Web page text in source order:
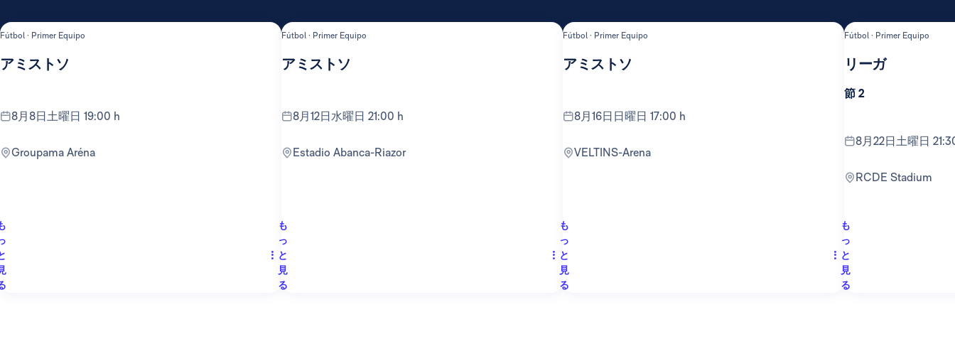
Fútbol · Primer Equipo
アミストソ
8月8日土曜日 19:00 h
Groupama Aréna
Fútbol · Primer Equipo
アミストソ
8月12日水曜日 21:00 h
Estadio Abanca-Riazor
も
っ
と
見
る
Fútbol · Primer Equipo
アミストソ
8月16日日曜日 17:00 h
VELTINS-Arena
も
っ
と
見
る
Fútbol · Primer Equipo
リーガ
節 2
8月22日土曜日
RCDE Stadium
も
っ
と
見
る